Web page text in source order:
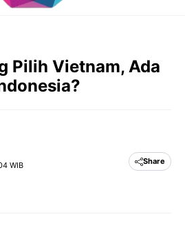
Pilih Vietnam, Ada
WIB Share